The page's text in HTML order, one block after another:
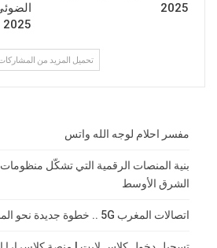
2025
2025
تحميل المزيد من
مفسر احلام لوجه الله واتس
بنية المنصات الرقمية التي تشكّل منظومات
الشرق الأوسط
اتصالات المغرب 5G .. خطوة جديدة نحو المستقبل عروض باقات 5G